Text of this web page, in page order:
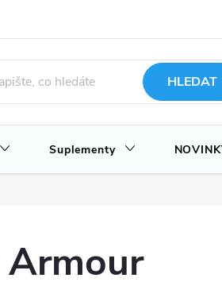
HLEDAT
Suplementy